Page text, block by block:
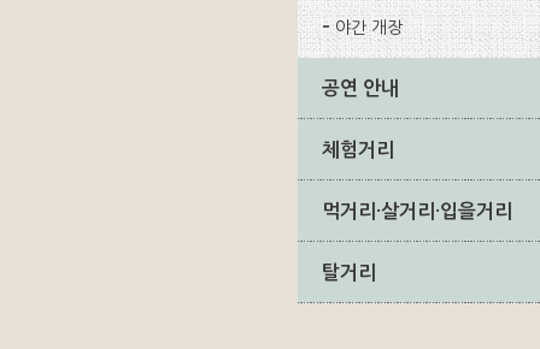
야간 개장
공연 안내
체험거리
먹거리·살거리·입을거리
탈거리